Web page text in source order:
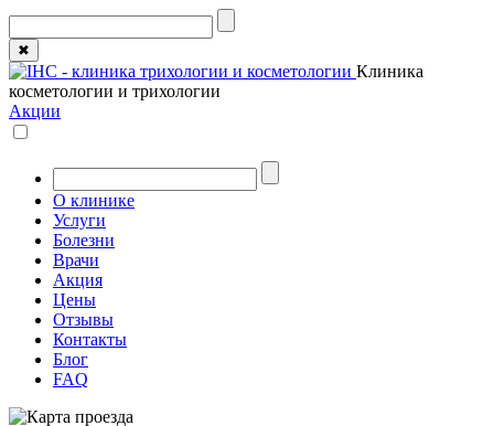
✖
Клиника
косметологии и трихологии
Акции
О клинике
Услуги
Болезни
Врачи
Акция
Цены
Отзывы
Контакты
Блог
FAQ